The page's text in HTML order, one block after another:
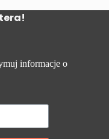
informacje o